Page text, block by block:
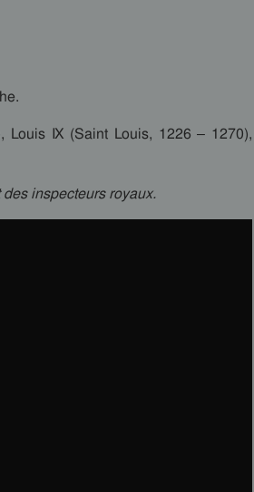
Louis IX (Saint Louis, 1226 – 1270),
inspecteurs royaux.